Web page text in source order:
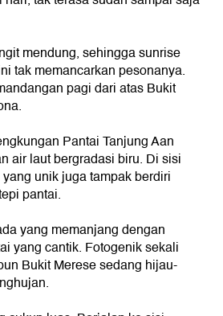
mendung, sehingga sunrise
tak memancarkan pesonanya.
pagi dari atas Bukit
Pantai Tanjung Aan
air laut bergradasi biru. Di sisi
unik juga tampak berdiri
pantai.
yang memanjang dengan
yang cantik. Fotogenik sekali
Bukit Merese sedang hijau-